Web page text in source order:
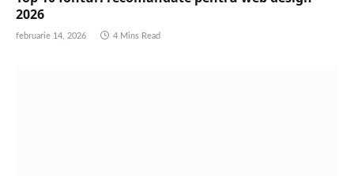
2026
februarie 14, 2026 4 Mins Read